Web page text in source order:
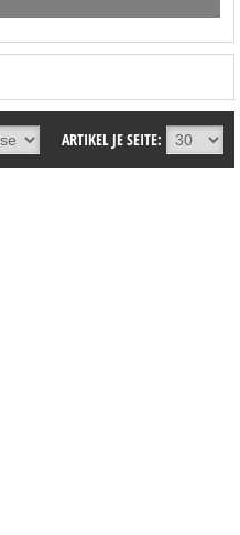
ARTIKEL JE SEITE: